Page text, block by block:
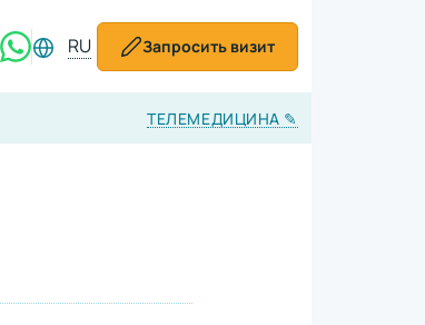
RU Запросить визит
ТЕЛЕМЕДИЦИНА ✎